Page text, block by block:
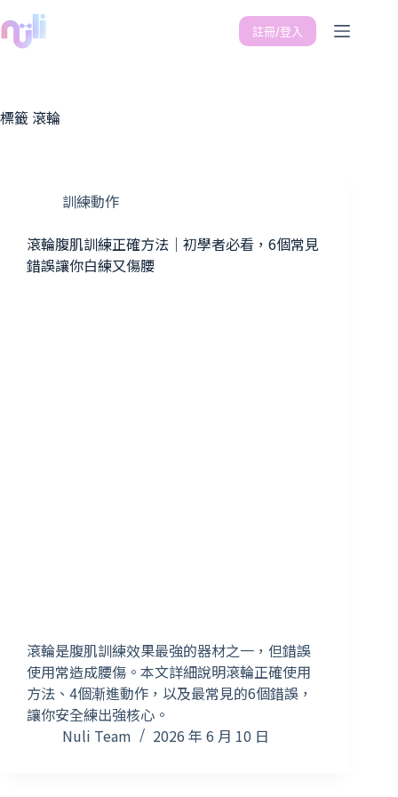
註冊/登入
標籤 滾輪
訓練動作
滾輪腹肌訓練正確方法｜初學者必看，6個常見
錯誤讓你白練又傷腰
滾輪是腹肌訓練效果最強的器材之一，但錯誤
使用常造成腰傷。本文詳細說明滾輪正確使用
方法、4個漸進動作，以及最常見的6個錯誤，
讓你安全練出強核心。
Nuli Team
2026 年 6 月 10 日